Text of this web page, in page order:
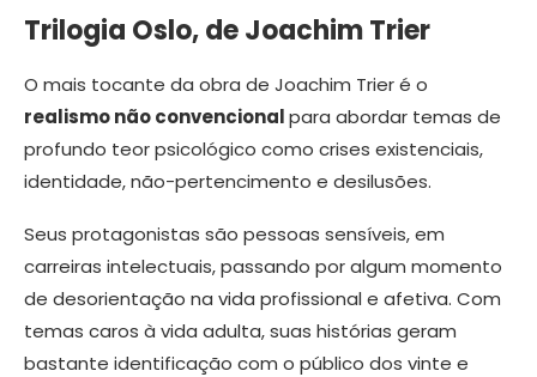
Trilogia Oslo, de Joachim Trier
O mais tocante da obra de Joachim Trier é o
realismo não convencionalpara abordar temas de
profundo teor psicológico como crises existenciais,
identidade, não-pertencimento e desilusões.
Seus protagonistas são pessoas sensíveis, em
carreiras intelectuais, passando por algum momento
de desorientação na vida profissional e afetiva. Com
temas caros à vida adulta, suas histórias geram
bastante identificação com o público dos vinte e